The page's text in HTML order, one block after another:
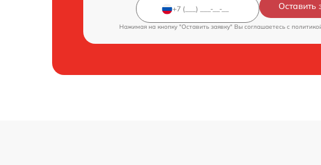
Оставить
Нажимая на кнопку "Оставить заявку" Вы соглашаетесь c